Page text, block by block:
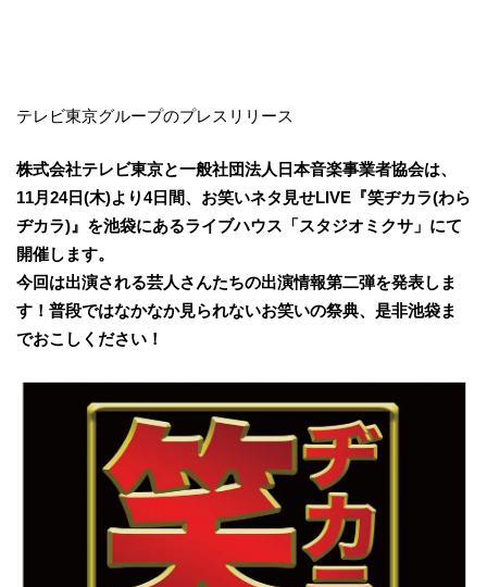
テレビ東京グループのプレスリリース
株式会社テレビ東京と一般社団法人日本音楽事業者協会は、
11月24日(木)より4日間、お笑いネタ見せLIVE『笑ヂカラ(わら
ヂカラ)』を池袋にあるライブハウス「スタジオミクサ」にて
開催します。
今回は出演される芸人さんたちの出演情報第二弾を発表しま
す！普段ではなかなか見られないお笑いの祭典、是非池袋ま
でおこしください！